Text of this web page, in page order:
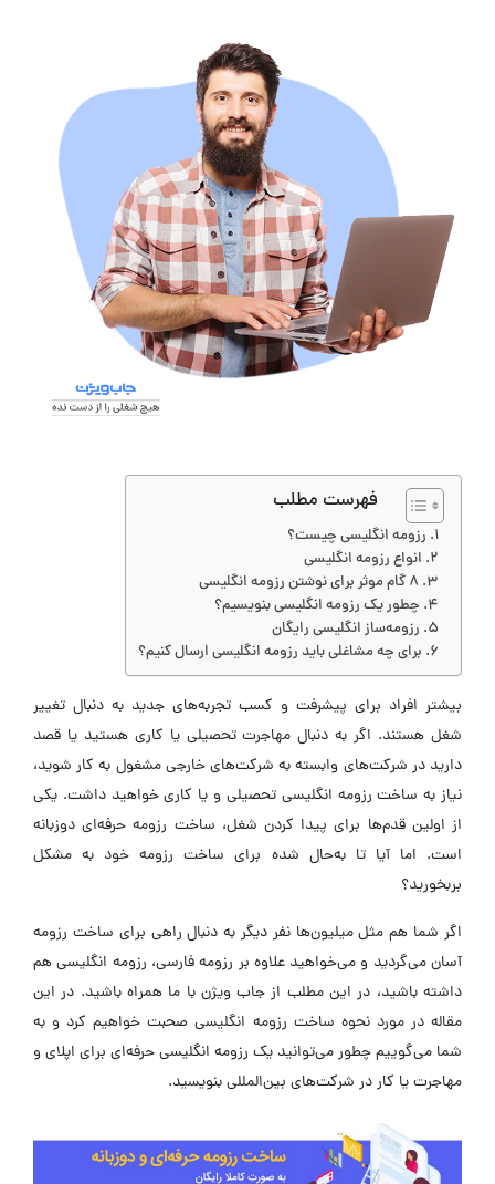
فهرست مطلب
رزومه انگلیسی چیست؟
انواع رزومه انگلیسی
۸ گام موثر برای نوشتن رزومه انگلیسی
چطور یک رزومه انگلیسی بنویسیم؟
رزومه‌ساز انگلیسی رایگان
برای چه مشاغلی باید رزومه انگلیسی ارسال کنیم؟
بیشتر افراد برای پیشرفت و کسب تجربه‌های جدید به دنبال تغییر
شغل هستند. اگر به دنبال مهاجرت تحصیلی یا کاری هستید یا قصد
دارید در شرکت‌‌های وابسته به شرکت‌های خارجی مشغول به کار شوید،
نیاز به ساخت رزومه انگلیسی تحصیلی و یا کاری خواهید داشت. یکی
از اولین قدم‌‌ها برای پیدا کردن شغل، ساخت رزومه حرفه‌ای دوزبانه
است. اما آیا تا به‌حال شده برای ساخت رزومه خود به مشکل
بربخورید؟
اگر شما هم مثل میلیون‌ها نفر دیگر به دنبال راهی برای ساخت رزومه
آسان می‌گردید و می‌خواهید علاوه بر رزومه فارسی، رزومه انگلیسی هم
داشته باشید، در این مطلب از جاب ویژن با ما همراه باشید. در این
مقاله در مورد نحوه ساخت رزومه انگلیسی صحبت خواهیم کرد و به
شما می‌گوییم چطور می‌توانید یک رزومه انگلیسی حرفه‌ای برای اپلای و
مهاجرت یا کار در شرکت‌های بین‌المللی بنویسید.